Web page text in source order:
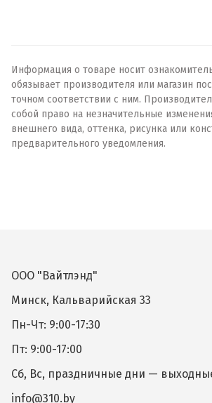
Информация о товаре носит
обязывает производителя или магазин
точном соответствии с ним.
собой право на незначительные
внешнего вида, оттенка, рисунка или
предварительного уведомления.
ООО "Вайтлэнд"
Минск, Кальварийская 33
Пн-Чт: 9:00-17:30
Пт: 9:00-17:00
Сб, Вс, праздничные дни —
info@310.by